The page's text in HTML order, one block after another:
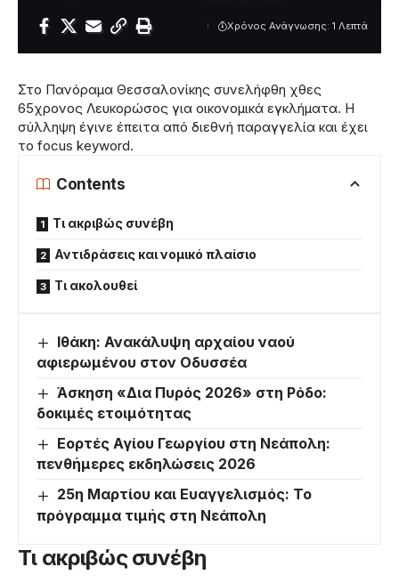
Χρόνος Ανάγνωσης: 1 Λεπτά
Στο Πανόραμα Θεσσαλονίκης συνελήφθη χθες
65χρονος Λευκορώσος για οικονομικά εγκλήματα. Η
σύλληψη έγινε έπειτα από διεθνή παραγγελία και έχει
το focus keyword.
Contents
Τι ακριβώς συνέβη
Αντιδράσεις και νομικό πλαίσιο
Τι ακολουθεί
Ιθάκη: Ανακάλυψη αρχαίου ναού
αφιερωμένου στον Οδυσσέα
Άσκηση «Δια Πυρός 2026» στη Ρόδο:
δοκιμές ετοιμότητας
Εορτές Αγίου Γεωργίου στη Νεάπολη:
πενθήμερες εκδηλώσεις 2026
25η Μαρτίου και Ευαγγελισμός: Το
πρόγραμμα τιμής στη Νεάπολη
Τι ακριβώς συνέβη